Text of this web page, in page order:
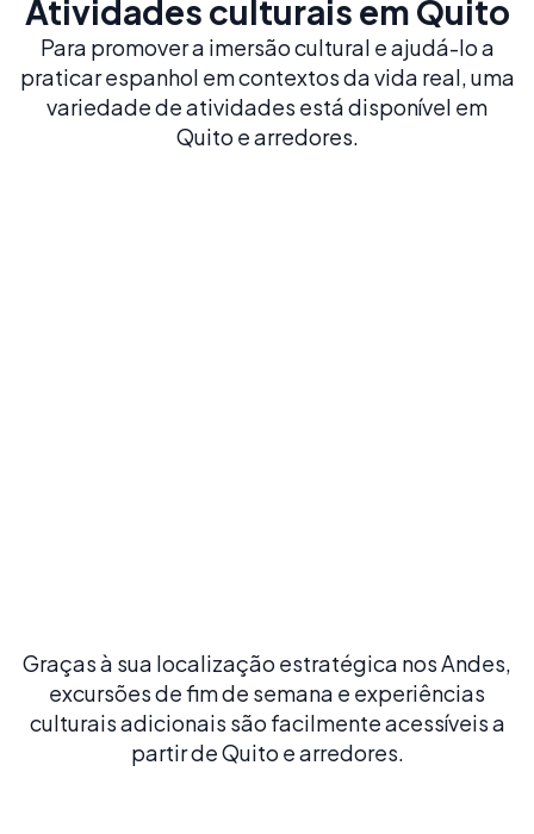
Atividades culturais em Quito
Para promover a imersão cultural e ajudá-lo a
praticar espanhol em contextos da vida real, uma
variedade de atividades está disponível em
Quito e arredores.
Graças à sua localização estratégica nos Andes,
excursões de fim de semana e experiências
culturais adicionais são facilmente acessíveis a
partir de Quito e arredores.